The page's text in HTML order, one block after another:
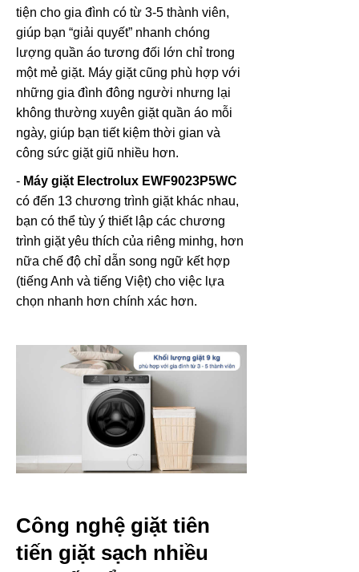
tiện cho gia đình có từ 3-5 thành viên,
giúp bạn “giải quyết” nhanh chóng
lượng quần áo tương đối lớn chỉ trong
một mẻ giặt. Máy giặt cũng phù hợp với
những gia đình đông người nhưng lại
không thường xuyên giặt quần áo mỗi
ngày, giúp bạn tiết kiệm thời gian và
công sức giặt giũ nhiều hơn.
- Máy giặt Electrolux EWF9023P5WC
có đến 13 chương trình giặt khác nhau,
bạn có thể tùy ý thiết lập các chương
trình giặt yêu thích của riêng minhg, hơn
nữa chế độ chỉ dẫn song ngữ kết hợp
(tiếng Anh và tiếng Việt) cho việc lựa
chọn nhanh hơn chính xác hơn.
Công nghệ giặt tiên
tiến giặt sạch nhiều